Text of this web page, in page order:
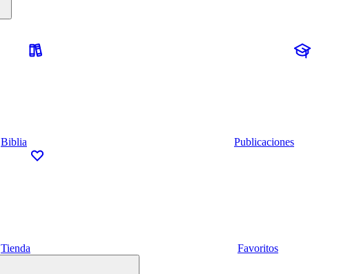
Biblia Publicaciones
Tienda Favoritos